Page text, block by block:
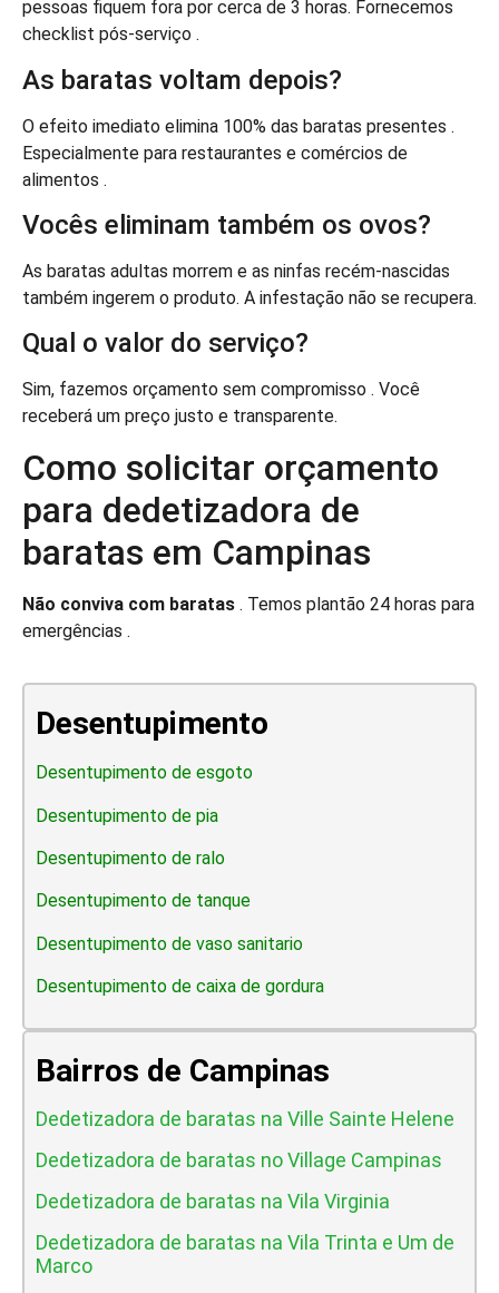
pessoas fiquem fora por cerca de 3 horas. Fornecemos
checklist pós-serviço .
As baratas voltam depois?
O efeito imediato elimina 100% das baratas presentes .
Especialmente para restaurantes e comércios de
alimentos .
Vocês eliminam também os ovos?
As baratas adultas morrem e as ninfas recém-nascidas
também ingerem o produto. A infestação não se recupera.
Qual o valor do serviço?
Sim, fazemos orçamento sem compromisso . Você
receberá um preço justo e transparente.
Como solicitar orçamento
para dedetizadora de
baratas em Campinas
Não conviva com baratas . Temos plantão 24 horas para
emergências .
Desentupimento
Desentupimento de esgoto
Desentupimento de pia
Desentupimento de ralo
Desentupimento de tanque
Desentupimento de vaso sanitario
Desentupimento de caixa de gordura
Bairros de Campinas
Dedetizadora de baratas na Ville Sainte Helene
Dedetizadora de baratas no Village Campinas
Dedetizadora de baratas na Vila Virginia
Dedetizadora de baratas na Vila Trinta e Um de
Marco